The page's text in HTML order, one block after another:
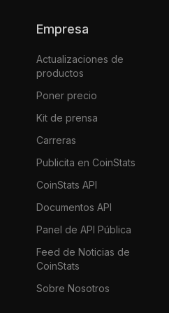
Empresa
Actualizaciones de
productos
Poner precio
Kit de prensa
Carreras
Publicita en CoinStats
CoinStats API
Documentos API
Panel de API Pública
Feed de Noticias de
CoinStats
Sobre Nosotros